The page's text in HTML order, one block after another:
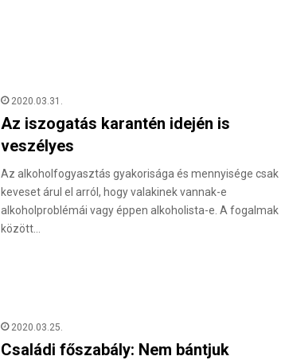
2020.03.31.
Az iszogatás karantén idején is
veszélyes
Az alkoholfogyasztás gyakorisága és mennyisége csak
keveset árul el arról, hogy valakinek vannak-e
alkoholproblémái vagy éppen alkoholista-e. A fogalmak
között…
2020.03.25.
Családi főszabály: Nem bántjuk